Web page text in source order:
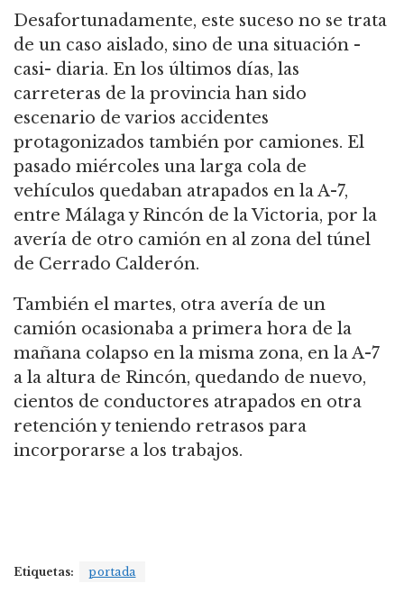
Desafortunadamente, este suceso no se trata
de un caso aislado, sino de una situación -
casi- diaria. En los últimos días, las
carreteras de la provincia han sido
escenario de varios accidentes
protagonizados también por camiones. El
pasado miércoles una larga cola de
vehículos quedaban atrapados en la A-7,
entre Málaga y Rincón de la Victoria, por la
avería de otro camión en al zona del túnel
de Cerrado Calderón.
También el martes, otra avería de un
camión ocasionaba a primera hora de la
mañana colapso en la misma zona, en la A-7
a la altura de Rincón, quedando de nuevo,
cientos de conductores atrapados en otra
retención y teniendo retrasos para
incorporarse a los trabajos.
Etiquetas: portada